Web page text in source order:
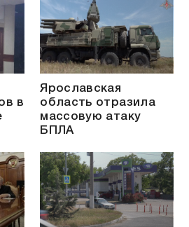
в
Ярославская
область отразила
массовую атаку
БПЛА